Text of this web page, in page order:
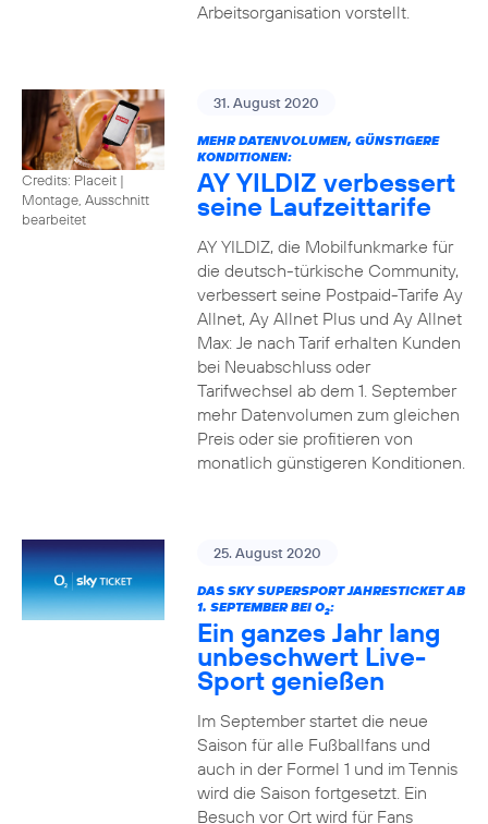
Arbeitsorganisation vorstellt.
Credits: Placeit |
Montage, Ausschnitt
bearbeitet
31. August 2020
MEHR DATENVOLUMEN, GÜNSTIGERE
KONDITIONEN:
AY YILDIZ verbessert
seine Laufzeittarife
AY YILDIZ, die Mobilfunkmarke für
die deutsch-türkische Community,
verbessert seine Postpaid-Tarife Ay
Allnet, Ay Allnet Plus und Ay Allnet
Max: Je nach Tarif erhalten Kunden
bei Neuabschluss oder
Tarifwechsel ab dem 1. September
mehr Datenvolumen zum gleichen
Preis oder sie profitieren von
monatlich günstigeren Konditionen.
25. August 2020
DAS SKY SUPERSPORT JAHRESTICKET AB
1. SEPTEMBER BEI O2:
Ein ganzes Jahr lang
unbeschwert Live-
Sport genießen
Im September startet die neue
Saison für alle Fußballfans und
auch in der Formel 1 und im Tennis
wird die Saison fortgesetzt. Ein
Besuch vor Ort wird für Fans